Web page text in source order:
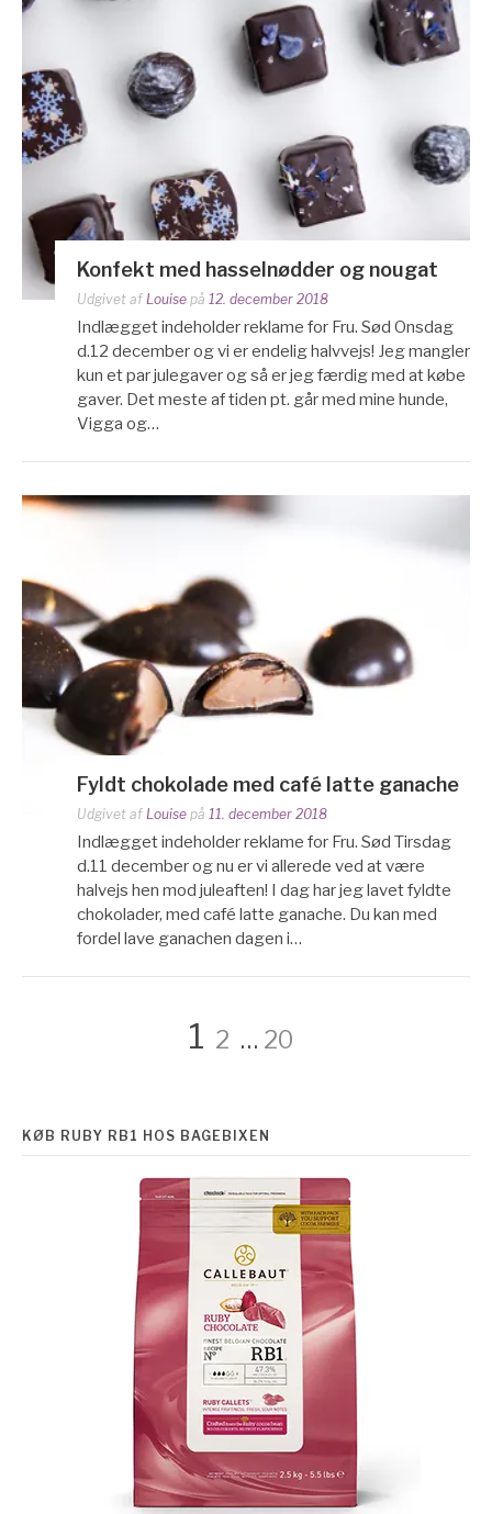
Konfekt med hasselnødder og nougat
Udgivet af Louise på 12. december 2018
Indlægget indeholder reklame for Fru. Sød Onsdag
d.12 december og vi er endelig halvvejs! Jeg mangler
kun et par julegaver og så er jeg færdig med at købe
gaver. Det meste af tiden pt. går med mine hunde,
Vigga og…
Fyldt chokolade med café latte ganache
Udgivet af Louise på 11. december 2018
Indlægget indeholder reklame for Fru. Sød Tirsdag
d.11 december og nu er vi allerede ved at være
halvejs hen mod juleaften! I dag har jeg lavet fyldte
chokolader, med café latte ganache. Du kan med
fordel lave ganachen dagen i…
til
indlæg
Side
1 Side
2 … Side
20
KØB RUBY RB1 HOS BAGEBIXEN